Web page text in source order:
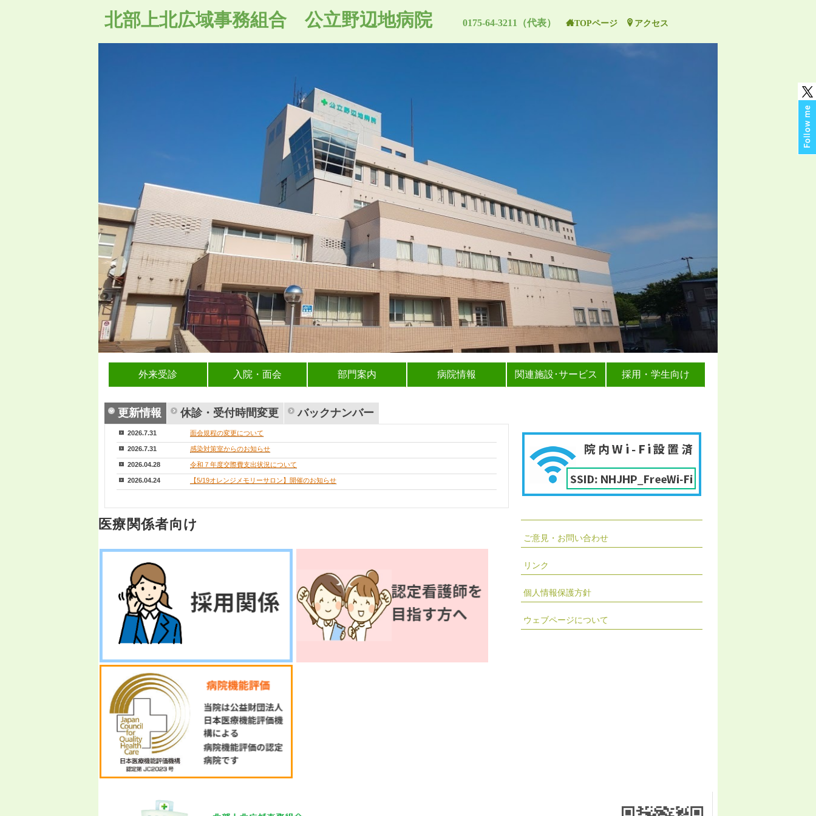
北部上北広域事務組合 公立野辺地病院 0175-64-3211（代表） TOPページ アクセス
外来受診 入院・面会 部門案内 病院情報 関連施設･サービス 採用・学生向け
更新情報 休診・受付時間変更 バックナンバー
2026.7.31 面会規程の変更について
2026.7.31 感染対策室からのお知らせ
2026.04.28 令和７年度交際費支出状況について
2026.04.24 【5/19オレンジメモリーサロン】開催のお知らせ
医療関係者向け
ご意見・お問い合わせ
リンク
個人情報保護方針
ウェブページについて